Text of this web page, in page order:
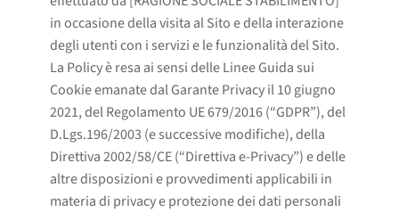
in occasione della visita al Sito e della interazione
degli utenti con i servizi e le funzionalità del Sito.
La Policy è resa ai sensi delle Linee Guida sui
Cookie emanate dal Garante Privacy il 10 giugno
2021, del Regolamento UE 679/2016 (“GDPR”), del
D.Lgs.196/2003 (e successive modifiche), della
Direttiva 2002/58/CE (“Direttiva e-Privacy”) e delle
altre disposizioni e provvedimenti applicabili in
materia di privacy e protezione dei dati personali